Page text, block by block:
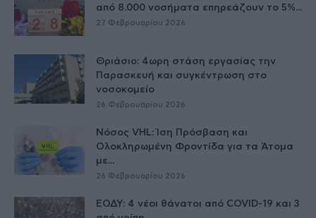
από 8.000 νοσήματα επηρεάζουν το 5%...
27 Φεβρουαρίου 2026
Θριάσιο: 4ωρη στάση εργασίας την
Παρασκευή και συγκέντρωση στο
νοσοκομείο
26 Φεβρουαρίου 2026
Νόσος VHL: Ίση Πρόσβαση και
Ολοκληρωμένη Φροντίδα για τα Άτομα
με...
26 Φεβρουαρίου 2026
ΕΟΔΥ: 4 νέοι θάνατοι από COVID-19 και 3